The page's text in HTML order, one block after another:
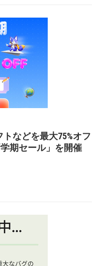
トなどを最大75%オフ
学期セール」を開催